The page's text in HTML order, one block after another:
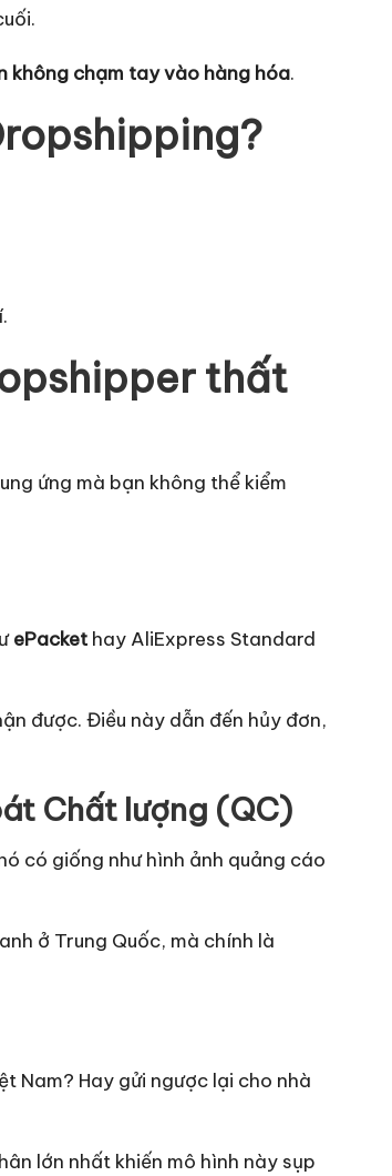
không chạm tay vào hàng hóa.
thất
ứng mà bạn không thể kiểm
ePacket hay AliExpress Standard
được. Điều này dẫn đến hủy đơn,
Chất lượng (QC)
có giống như hình ảnh quảng cáo
ở Trung Quốc, mà chính là
Nam? Hay gửi ngược lại cho nhà
lớn nhất khiến mô hình này sụp